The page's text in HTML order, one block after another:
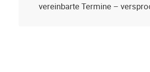
vereinbarte Termine –